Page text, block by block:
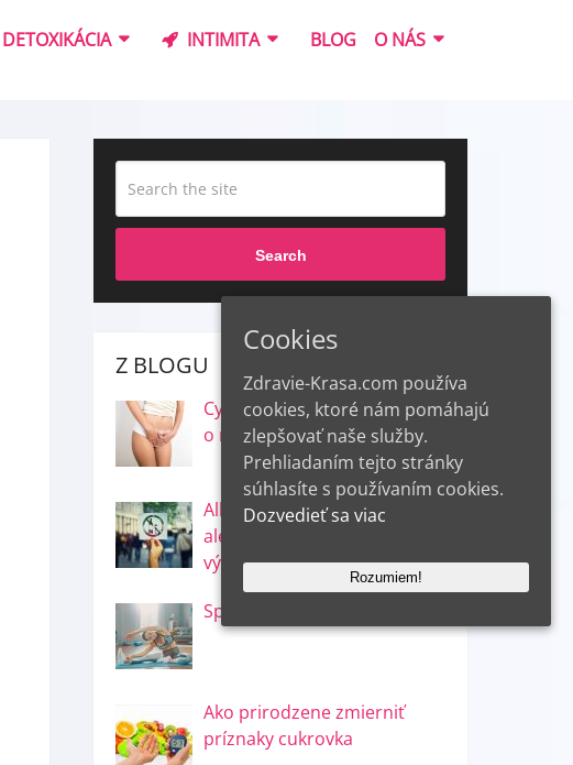
DETOXIKÁCIA INTIMITA BLOG O NÁS
Search
Z BLOGU
Cystitída a inkontinencia – čo
o nich vieme
Alkohol – nevyhnutné zlo
alebo použité dobro – o jeho
výhodách a škodách!
Spálite 500 kalórií doma
Ako prirodzene zmierniť
príznaky cukrovka
Cookies
Zdravie-Krasa.com používa
cookies, ktoré nám pomáhajú
zlepšovať naše služby.
Prehliadaním tejto stránky
súhlasíte s používaním cookies.
Dozvedieť sa viac
Rozumiem!